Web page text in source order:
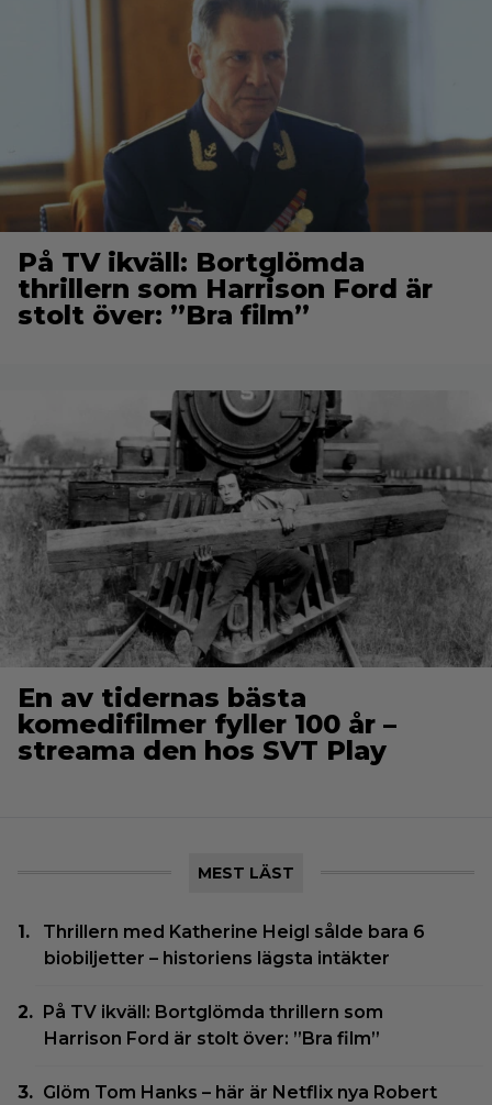
På TV ikväll: Bortglömda
thrillern som Harrison Ford är
stolt över: ”Bra film”
En av tidernas bästa
komedifilmer fyller 100 år –
streama den hos SVT Play
MEST LÄST
Thrillern med Katherine Heigl sålde bara 6
biobiljetter – historiens lägsta intäkter
På TV ikväll: Bortglömda thrillern som
Harrison Ford är stolt över: ”Bra film”
Glöm Tom Hanks – här är Netflix nya Robert